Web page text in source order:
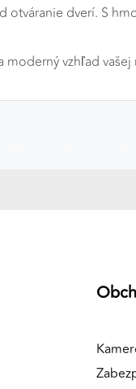
otváranie dverí. S
moderný vzhľad
na sledovanie